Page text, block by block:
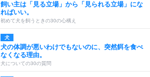
飼い主は「見る立場」から「見られる立場」にな
ればいい。
初めて犬を飼うときの30の心構え
犬
犬の体調が悪いわけでもないのに、突然餌を食べ
なくなる理由。
犬についての30の質問